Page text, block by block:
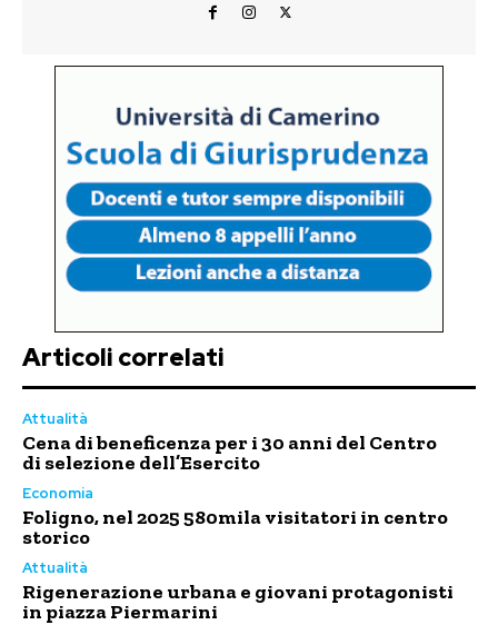
Articoli correlati
Attualità
Cena di beneficenza per i 30 anni del Centro
di selezione dell’Esercito
Economia
Foligno, nel 2025 580mila visitatori in centro
storico
Attualità
Rigenerazione urbana e giovani protagonisti
in piazza Piermarini